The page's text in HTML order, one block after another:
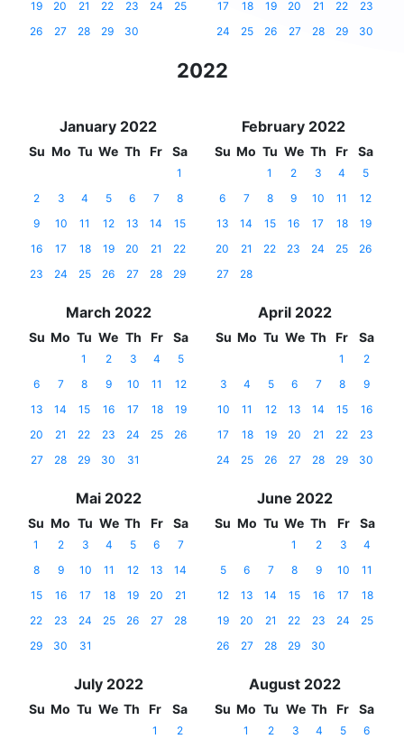
19 20 21 22 23 24
25
26
27 28 29 30
17 18 19 20 21 22
23
24
25 26 27 28 29 30
2022
January 2022
Su Mo Tu We Th Fr Sa
1
2
3 4 5 6 7
8
9
10 11 12 13 14
15
16
17 18 19 20 21
22
23
24 25 26 27 28 29
February 2022
Su Mo Tu We Th Fr Sa
1 2 3 4
5
6
7 8 9 10 11
12
13
14 15 16 17 18
19
20
21 22 23 24 25
26
27
28
March 2022
Su Mo Tu We Th Fr Sa
1 2 3 4
5
6
7 8 9 10 11
12
13
14 15 16 17 18
19
20
21 22 23 24 25
26
27
28 29 30 31
April 2022
Su Mo Tu We Th Fr Sa
1
2
3
4 5 6 7 8
9
10
11 12 13 14 15
16
17
18 19 20 21 22
23
24
25 26 27 28 29 30
Mai 2022
Su Mo Tu We Th Fr Sa
1 2 3 4 5 6
7
8
9 10 11 12 13
14
15
16 17 18 19 20
21
22
23 24 25 26 27
28
29
30 31
June 2022
Su Mo Tu We Th Fr Sa
1 2 3
4
5
6 7 8 9 10
11
12
13 14 15 16 17
18
19
20 21 22 23 24
25
26
27 28 29 30
July 2022
Su Mo Tu We Th Fr Sa
1
2
August 2022
Su Mo Tu We Th Fr Sa
1 2 3 4 5
6